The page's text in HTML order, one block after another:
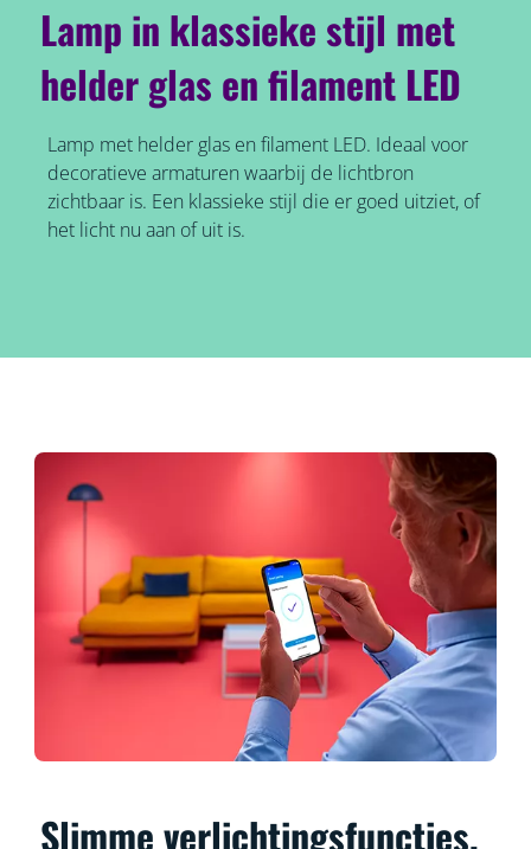
Lamp in klassieke stijl met
helder glas en filament LED
Lamp met helder glas en filament LED. Ideaal voor
decoratieve armaturen waarbij de lichtbron
zichtbaar is. Een klassieke stijl die er goed uitziet, of
het licht nu aan of uit is.
Slimme verlichtingsfuncties,